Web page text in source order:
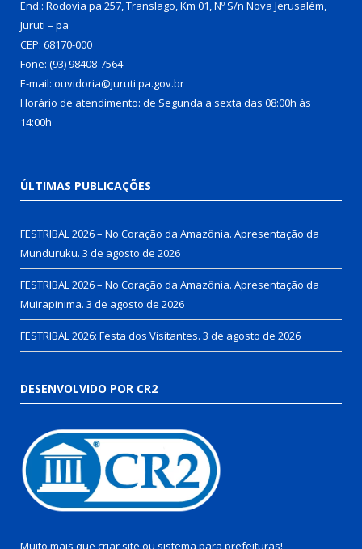
End.: Rodovia pa 257, Translago, Km 01, Nº S/n Nova Jerusalém,
Juruti – pa
CEP: 68170-000
Fone: (93) 98408-7564
E-mail: ouvidoria@juruti.pa.gov.br
Horário de atendimento: de Segunda a sexta das 08:00h às
14:00h
ÚLTIMAS PUBLICAÇÕES
FESTRIBAL 2026 – No Coração da Amazônia. Apresentação da
Munduruku. 3 de agosto de 2026
FESTRIBAL 2026 – No Coração da Amazônia. Apresentação da
Muirapinima. 3 de agosto de 2026
FESTRIBAL 2026: Festa dos Visitantes. 3 de agosto de 2026
DESENVOLVIDO POR CR2
Muito mais que criar site ou sistema para prefeituras!